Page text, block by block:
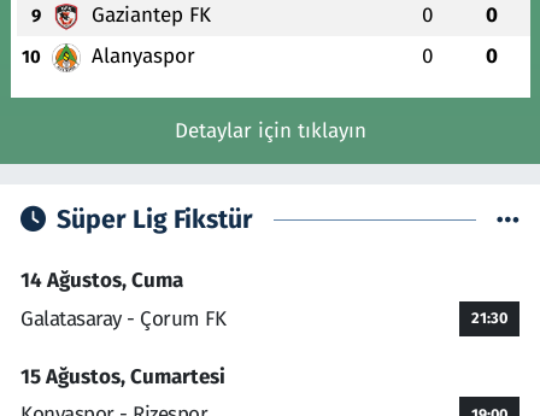
9 Gaziantep FK 0 0
10 Alanyaspor 0 0
Detaylar için tıklayın
Süper Lig Fikstür
14 Ağustos, Cuma
Galatasaray - Çorum FK
21:30
15 Ağustos, Cumartesi